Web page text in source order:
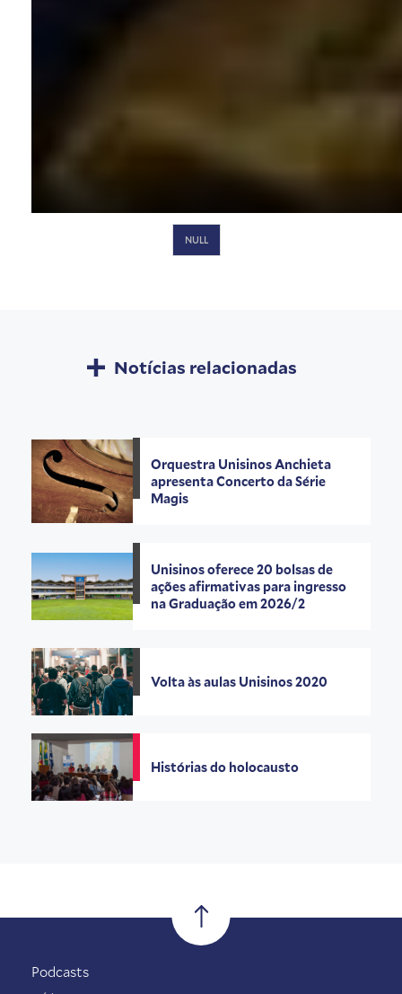
NULL
Notícias relacionadas
Orquestra Unisinos Anchieta
apresenta Concerto da Série
Magis
Unisinos oferece 20 bolsas de
ações afirmativas para ingresso
na Graduação em 2026/2
Volta às aulas Unisinos 2020
Histórias do holocausto
Podcasts